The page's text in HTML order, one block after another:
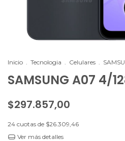
Inicio . Tecnologia . Celulares .
SAMSUNG A07 4/
$297.857,00
24 cuotas de $26.309,46
Ver más detalles